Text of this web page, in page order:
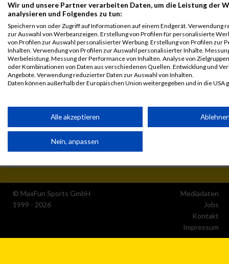
Disqualifiziert
© MaxFun Sports GmbH
1999 - 2026
Mediadaten
Jobs
Kontakt
Impressum
Wir und unsere Partner verarbeiten Daten, um die Leistung der
analysieren und Folgendes zu tun:
Speichern von oder Zugriff auf Informationen auf einem Endgerät. Verwendung
zur Auswahl von Werbeanzeigen. Erstellung von Profilen für personalisierte
von Profilen zur Auswahl personalisierter Werbung. Erstellung von Profilen zur
Inhalten. Verwendung von Profilen zur Auswahl personalisierter Inhalte.
Werbeleistung. Messung der Performance von Inhalten. Analyse von
oder Kombinationen von Daten aus verschiedenen Quellen. Entwicklung und
Angebote. Verwendung reduzierter Daten zur Auswahl von Inhalten.
Daten können außerhalb der Europäischen Union weitergegeben und in die USA
Partnerliste anzeigen (1 IAB-Anbieter)
Wir nutzen Ihre Daten für folgende Zwecke:
IAB-Verarbeitungszwecke:
Endgerät
Verwendung reduzierter Daten zur Auswahl von
Werbeanzeigen
Erstellung von Profilen für personalisierte Werbung
Alle akzeptieren
Nein, anpassen